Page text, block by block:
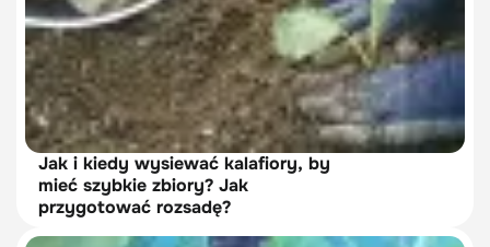
Jak i kiedy wysiewać kalafiory, by
mieć szybkie zbiory? Jak
przygotować rozsadę?